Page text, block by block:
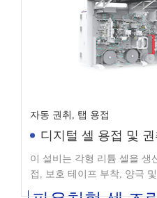
디지털 셀 용접 및 권
이 설비는 각형 리튬 셀을 생
접, 보호 테이프 부착, 양극
취를 수행합니다.